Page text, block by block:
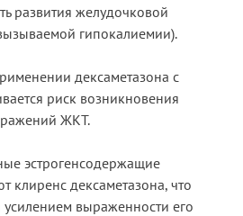
развития желудочковой
гипокалиемии).
дексаметазона с
риск возникновения
ЖКТ.
эстрогенсодержащие
клиренс дексаметазона, что
выраженности его